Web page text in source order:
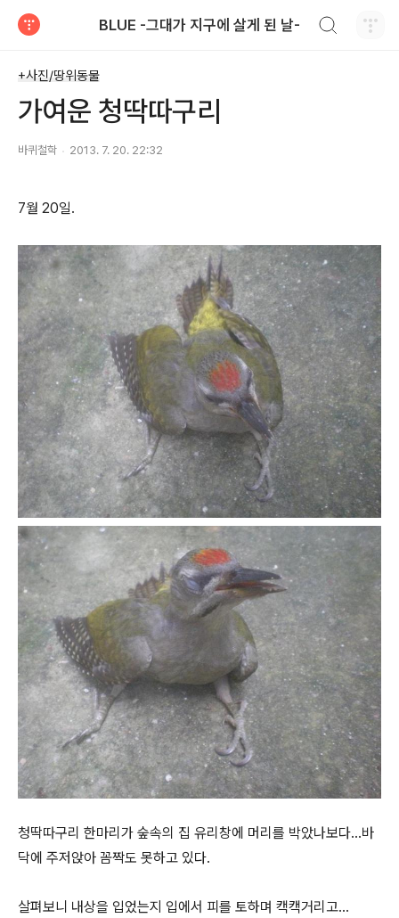
BLUE -그대가 지구에 살게 된 날-
+사진/땅위동물
가여운 청딱따구리
바퀴철학 2013. 7. 20. 22:32
7월 20일.
청딱따구리 한마리가 숲속의 집 유리창에 머리를 박았나보다...바
닥에 주저앉아 꼼짝도 못하고 있다.
살펴보니 내상을 입었는지 입에서 피를 토하며 캑캑거리고...